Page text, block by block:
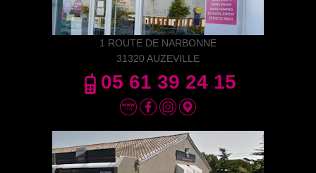
1 ROUTE DE NARBONNE
31320 AUZEVILLE
05 61 39 24 15